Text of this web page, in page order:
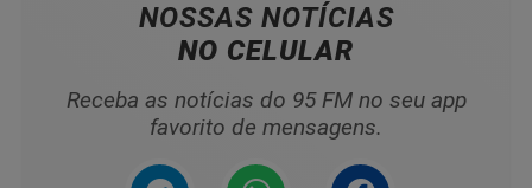
NOSSAS NOTÍCIAS
NO CELULAR
Receba as notícias do 95 FM no seu app
favorito de mensagens.